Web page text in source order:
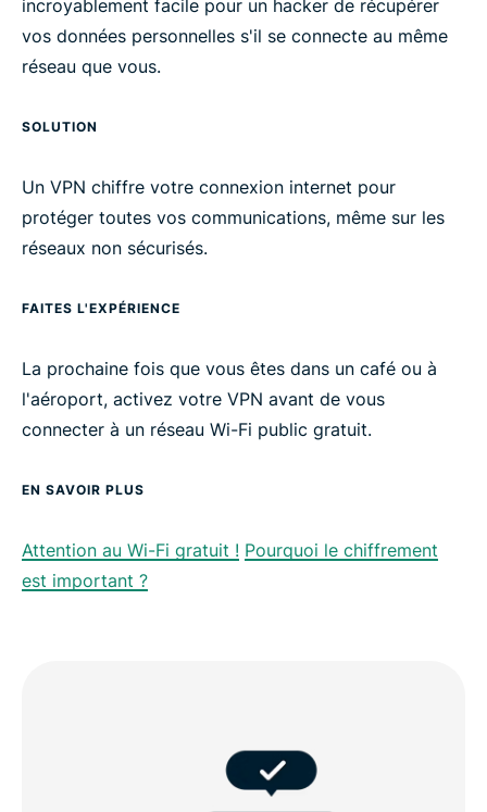
incroyablement facile pour un hacker de récupérer
vos données personnelles s'il se connecte au même
réseau que vous.
SOLUTION
Un VPN chiffre votre connexion internet pour
protéger toutes vos communications, même sur les
réseaux non sécurisés.
FAITES L'EXPÉRIENCE
La prochaine fois que vous êtes dans un café ou à
l'aéroport, activez votre VPN avant de vous
connecter à un réseau Wi-Fi public gratuit.
EN SAVOIR PLUS
Attention au Wi-Fi gratuit ! Pourquoi le chiffrement
est important ?